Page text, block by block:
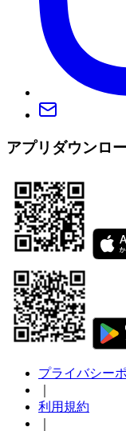
アプリダウンロ
プライバシー
利用規約